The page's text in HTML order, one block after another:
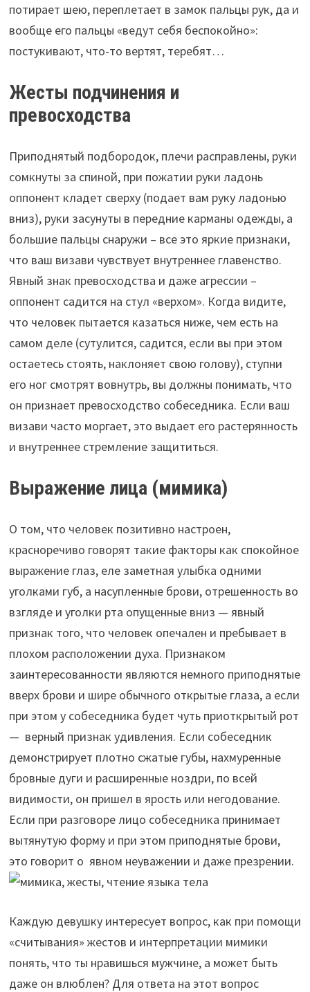
потирает шею, переплетает в замок пальцы рук, да и
вообще его пальцы «ведут себя беспокойно»:
постукивают, что-то вертят, теребят…
Жесты подчинения и
превосходства
Приподнятый подбородок, плечи расправлены, руки
сомкнуты за спиной, при пожатии руки ладонь
оппонент кладет сверху (подает вам руку ладонью
вниз), руки засунуты в передние карманы одежды, а
большие пальцы снаружи – все это яркие признаки,
что ваш визави чувствует внутреннее главенство.
Явный знак превосходства и даже агрессии –
оппонент садится на стул «верхом». Когда видите,
что человек пытается казаться ниже, чем есть на
самом деле (сутулится, садится, если вы при этом
остаетесь стоять, наклоняет свою голову), ступни
его ног смотрят вовнутрь, вы должны понимать, что
он признает превосходство собеседника. Если ваш
визави часто моргает, это выдает его растерянность
и внутреннее стремление защититься.
Выражение лица (мимика)
О том, что человек позитивно настроен,
красноречиво говорят такие факторы как спокойное
выражение глаз, еле заметная улыбка одними
уголками губ, а насупленные брови, отрешенность во
взгляде и уголки рта опущенные вниз — явный
признак того, что человек опечален и пребывает в
плохом расположении духа. Признаком
заинтересованности являются немного приподнятые
вверх брови и шире обычного открытые глаза, а если
при этом у собеседника будет чуть приоткрытый рот
— верный признак удивления. Если собеседник
демонстрирует плотно сжатые губы, нахмуренные
бровные дуги и расширенные ноздри, по всей
видимости, он пришел в ярость или негодование.
Если при разговоре лицо собеседника принимает
вытянутую форму и при этом приподнятые брови,
это говорит о явном неуважении и даже презрении.
Каждую девушку интересует вопрос, как при помощи
«считывания» жестов и интерпретации мимики
понять, что ты нравишься мужчине, а может быть
даже он влюблен? Для ответа на этот вопрос